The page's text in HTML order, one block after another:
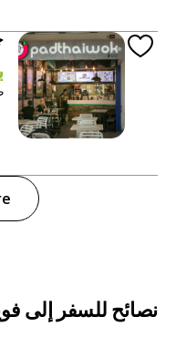
نصائح للسفر إلى